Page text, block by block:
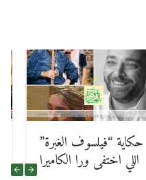
حكاية “فيلسوف الغبرة”
اللي اختفى ورا الكاميرا